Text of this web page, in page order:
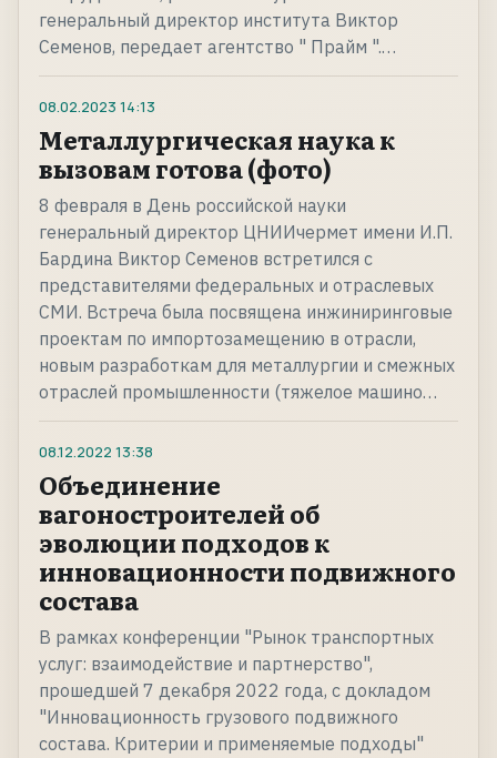
генеральный директор института Виктор
Семенов, передает агентство " Прайм ".…
08.02.2023 14:13
Металлургическая наука к
вызовам готова (фото)
8 февраля в День российской науки
генеральный директор ЦНИИчермет имени И.П.
Бардина Виктор Семенов встретился с
представителями федеральных и отраслевых
СМИ. Встреча была посвящена инжиниринговые
проектам по импортозамещению в отрасли,
новым разработкам для металлургии и смежных
отраслей промышленности (тяжелое машино…
08.12.2022 13:38
Объединение
вагоностроителей об
эволюции подходов к
инновационности подвижного
состава
В рамках конференции "Рынок транспортных
услуг: взаимодействие и партнерство",
прошедшей 7 декабря 2022 года, с докладом
"Инновационность грузового подвижного
состава. Критерии и применяемые подходы"